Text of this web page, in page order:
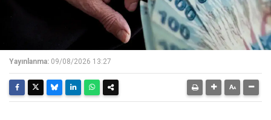
Yayınlanma: 09/08/2026 13:27